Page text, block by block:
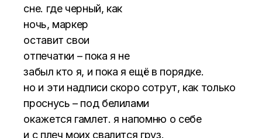
сне. где черный, как
ночь, маркер
оставит свои
отпечатки – пока я не
забыл кто я, и пока я ещё в порядке.
но и эти надписи скоро сотрут, как только
проснусь – под белилами
окажется гамлет. я напомню о себе
и с плеч моих свалится груз.